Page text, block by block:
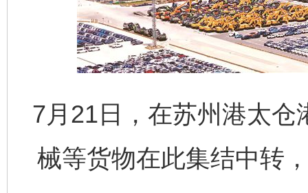
7月21日，在苏州港太
械等货物在此集结中转